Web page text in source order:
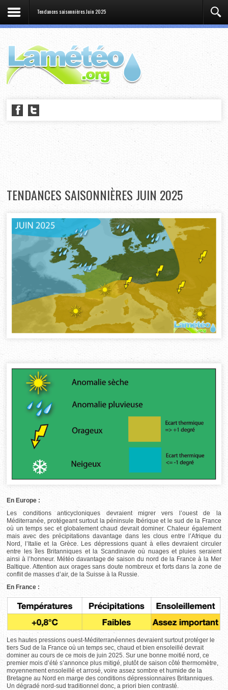
Tendances saisonnières Juin 2025
TENDANCES SAISONNIÈRES JUIN 2025
En Europe :
Les conditions anticycloniques devraient migrer vers l’ouest de la
Méditerranée, protégeant surtout la péninsule Ibérique et le sud de la France
où un temps sec et globalement chaud devrait dominer. Chaleur également
mais avec des précipitations davantage dans les clous entre l’Afrique du
Nord, l’Italie et la Grèce. Les dépressions quant à elles devraient circuler
entre les îles Britanniques et la Scandinavie où nuages et pluies seraient
ainsi à l’honneur. Météo davantage de saison du nord de la France à la Mer
Baltique. Attention aux orages sans doute nombreux et forts dans la zone de
conflit de masses d’air, de la Suisse à la Russie.
En France :
Les hautes pressions ouest-Méditerranéennes devraient surtout protéger le
tiers Sud de la France où un temps sec, chaud et bien ensoleillé devrait
dominer au cours de ce mois de juin 2025. Sur une bonne moitié nord, ce
premier mois d’été s’annonce plus mitigé, plutôt de saison côté thermomètre,
moyennement ensoleillé et arrosé, voire assez sombre et humide de la
Bretagne au Nord en marge des conditions dépressionnaires Britanniques.
Un dégradé nord-sud traditionnel donc, a priori bien contrasté.